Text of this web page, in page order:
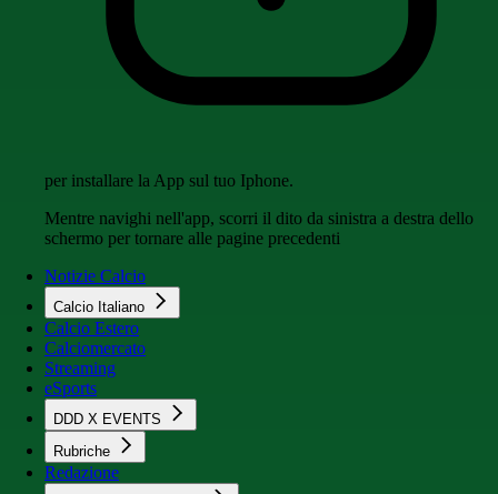
per installare la App sul tuo Iphone.
Mentre navighi nell'app, scorri il dito da sinistra a destra dello
schermo per tornare alle pagine precedenti
Notizie Calcio
Calcio Italiano
Calcio Estero
Calciomercato
Streaming
eSports
DDD X EVENTS
Rubriche
Redazione